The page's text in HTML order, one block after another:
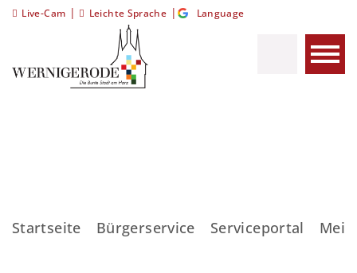
Live-Cam | Leichte Sprache | Language
Startseite Bürgerservice Serviceportal